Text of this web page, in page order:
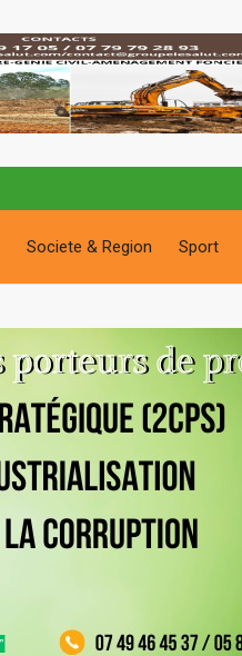
Societe & Region Sport